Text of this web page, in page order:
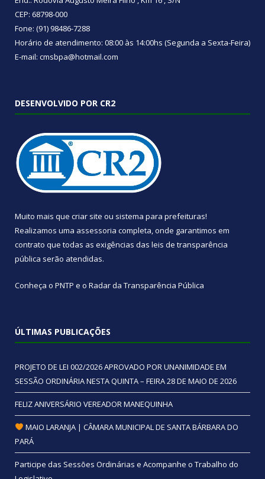
CEP: 68798-000
Fone: (91) 98486-7288
Horário de atendimento: 08:00 às 14:00hs (Segunda a Sexta-Feira)
E-mail: cmsbpa@hotmail.com
DESENVOLVIDO POR CR2
Muito mais que criar site ou sistema para prefeituras!
Realizamos uma assessoria completa, onde garantimos em
contrato que todas as exigências das leis de transparência
pública serão atendidas.
Conheça o PNTP e o Radar da Transparência Pública
ÚLTIMAS PUBLICAÇÕES
PROJETO DE LEI 002/2026 APROVADO POR UNANIMIDADE EM
SESSÃO ORDINÁRIA NESTA QUINTA – FEIRA 28 DE MAIO DE 2026
FELIZ ANIVERSÁRIO VEREADOR MANEQUINHA
MAIO LARANJA | CÂMARA MUNICIPAL DE SANTA BÁRBARA DO
PARÁ
Participe das Sessões Ordinárias e Acompanhe o Trabalho do